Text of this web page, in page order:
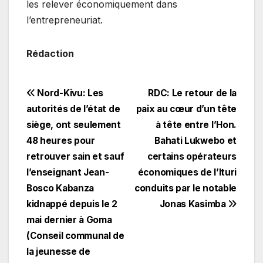
les relever économiquement dans
l’entrepreneuriat.
Rédaction
Navigation
de
l’article
RDC: Le retour de la
paix au cœur d’un tête
à tête entre l’Hon.
Bahati Lukwebo et
certains opérateurs
économiques de l’Ituri
conduits par le notable
Jonas Kasimba
Nord-Kivu: Les
autorités de l’état de
siège, ont seulement
48 heures pour
retrouver sain et sauf
l’enseignant Jean-
Bosco Kabanza
kidnappé depuis le 2
mai dernier à Goma
(Conseil communal de
la jeunesse de